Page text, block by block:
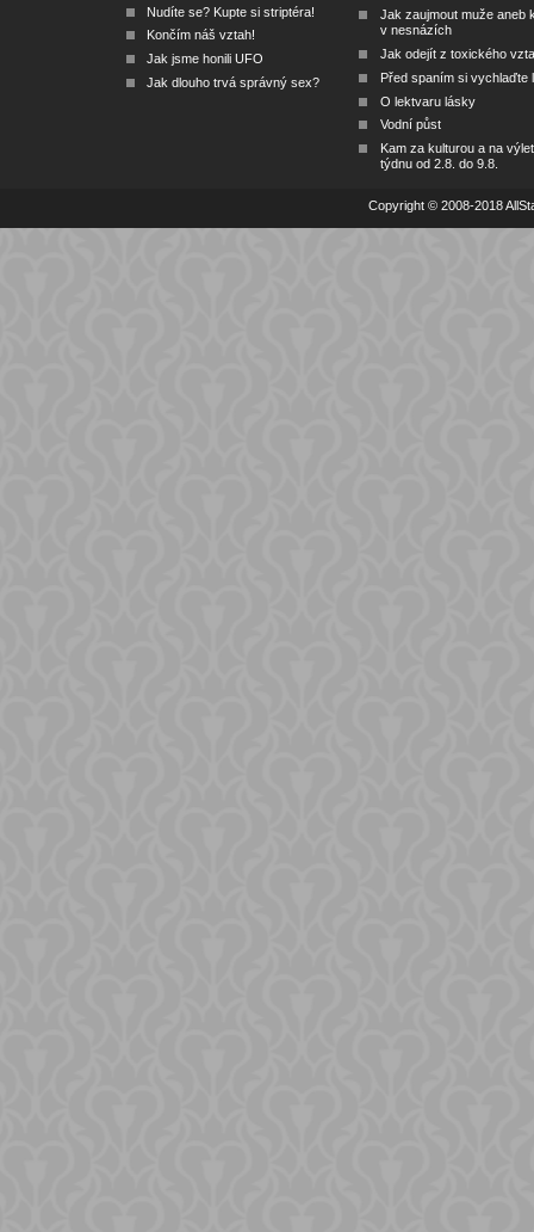
Nudíte se? Kupte si striptéra!
Končím náš vztah!
Jak jsme honili UFO
Jak dlouho trvá správný sex?
Jak zaujmout muže aneb
v nesnázích
Jak odejít z toxického
Před spaním si vychlaďte
O lektvaru lásky
Vodní půst
Kam za kulturou a na
týdnu od 2.8. do 9.8.
Copyright © 2008-2018